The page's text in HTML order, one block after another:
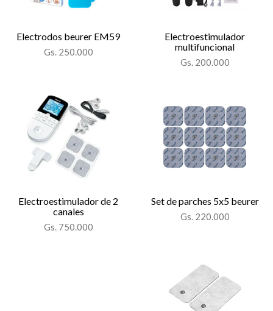
Electrodos beurer EM59
Gs. 250.000
Electroestimulador
multifuncional
Gs. 200.000
Electroestimulador de 2
canales
Gs. 750.000
Set de parches 5x5 beurer
Gs. 220.000